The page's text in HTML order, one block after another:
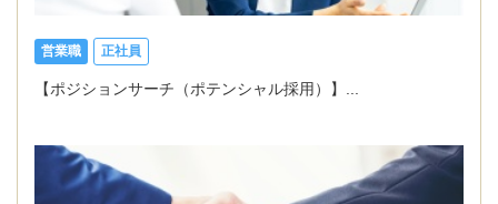
営業職 正社員
【ポジションサーチ（ポテンシャル採用）】...